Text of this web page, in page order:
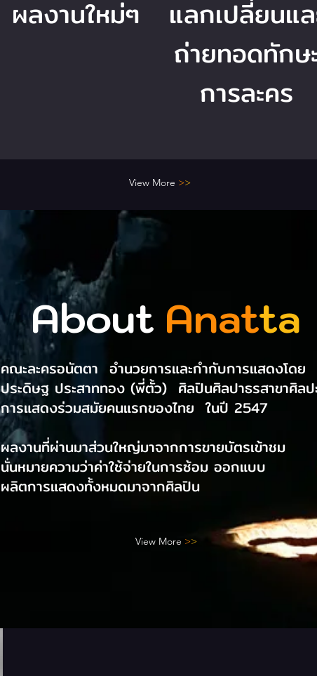
ผลงานใหม่ๆ
แลกเปลี่ยนแ
ถ่ายทอดทักษ
การละคร
View More >>
About Anatta
คณะละครอนัตตา อำนวยการและกำกับการแสดงโดย
ประดิษฐ ประสาททอง (พี่ตั้ว) ศิลปินศิลปาธรสาขาศิลป
การแสดงร่วมสมัยคนแรกของไทย ในปี 2547
ผลงานที่ผ่านมาส่วนใหญ่มาจากการขายบัตรเข้าชม
นั่นหมายความว่าค่าใช้จ่ายในการซ้อม ออกแบบ
ผลิตการแสดงทั้งหมดมาจากศิลปิน
View More >>